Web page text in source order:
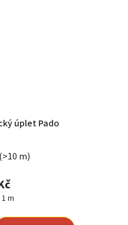
úplet Pado
(>10 m)
m